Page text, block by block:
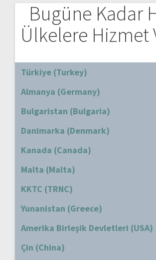
Bugüne Kadar
Ülkelere Hizmet
Türkiye (Turkey)
Almanya (Germany)
Bulgaristan (Bulgaria)
Danimarka (Denmark)
Kanada (Canada)
Malta (Malta)
KKTC (TRNC)
Yunanistan (Greece)
Amerika Birleşik Devletleri (USA)
Çin (China)